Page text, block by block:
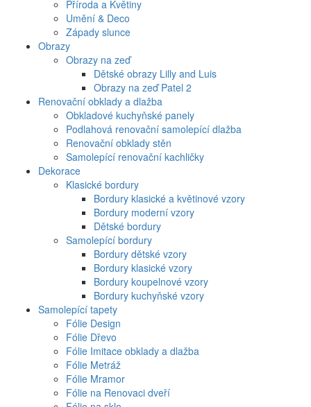
Příroda a Květiny
Umění & Deco
Západy slunce
Obrazy
Obrazy na zeď
Dětské obrazy Lilly and Luis
Obrazy na zeď Patel 2
Renovační obklady a dlažba
Obkladové kuchyňské panely
Podlahová renovační samolepící dlažba
Renovační obklady stěn
Samolepící renovační kachličky
Dekorace
Klasické bordury
Bordury klasické a květinové vzory
Bordury moderní vzory
Dětské bordury
Samolepící bordury
Bordury dětské vzory
Bordury klasické vzory
Bordury koupelnové vzory
Bordury kuchyňské vzory
Samolepící tapety
Fólie Design
Fólie Dřevo
Fólie Imitace obklady a dlažba
Fólie Metráž
Fólie Mramor
Fólie na Renovaci dveří